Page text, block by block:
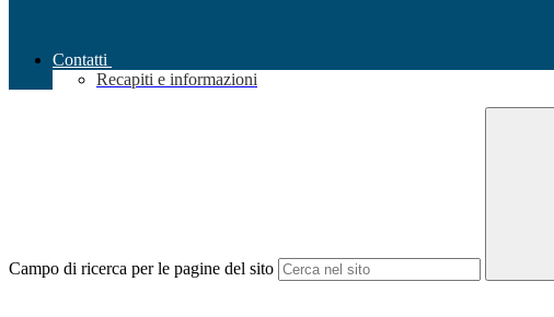
Contatti
Recapiti e informazioni
Campo di ricerca per le pagine del sito